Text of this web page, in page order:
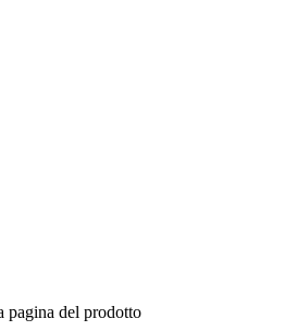
pagina del prodotto